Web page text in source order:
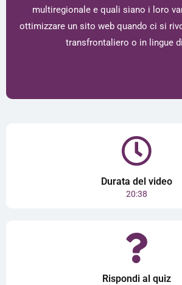
multiregionale e quali siano i loro
ottimizzare un sito web quando ci si
transfrontaliero o in lingue
Durata del video
20:38
Rispondi al quiz